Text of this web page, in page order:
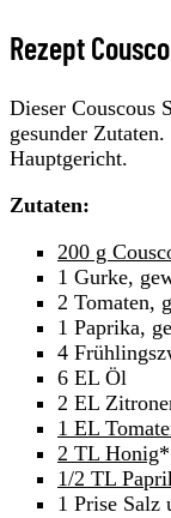
Rezept
Dieser Couscous
gesunder
Hauptgericht.
Zutaten:
200 g
1 Gurke,
2 Tomaten,
1 Paprika,
4
6 EL Öl
2 EL
1 EL
2 TL Honig*
1/2 TL
1 Prise Salz